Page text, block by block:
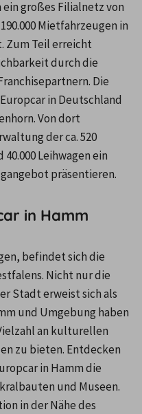
großes Filialnetz von
Mietfahrzeugen in
Zum Teil erreicht
durch die
Die
in Deutschland
Von dort
der ca. 520
Leihwagen ein
präsentieren.
in Hamm
befindet sich die
Nicht nur die
Stadt erweist sich als
und Umgebung haben
an kulturellen
zu bieten. Entdecken
in Hamm die
und Museen.
in der Nähe des